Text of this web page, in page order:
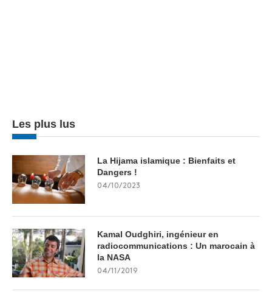
Les plus lus
La Hijama islamique : Bienfaits et
Dangers !
04/10/2023
Kamal Oudghiri, ingénieur en
radiocommunications : Un marocain à
la NASA
04/11/2019